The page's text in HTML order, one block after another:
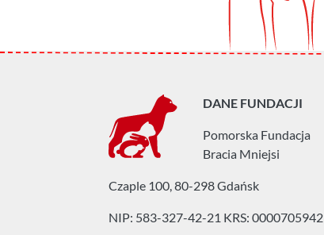
DANE FUNDACJI
Pomorska Fundacja
Bracia Mniejsi
Czaple 100, 80-298 Gdańsk
NIP: 583-327-42-21 KRS: 0000705942